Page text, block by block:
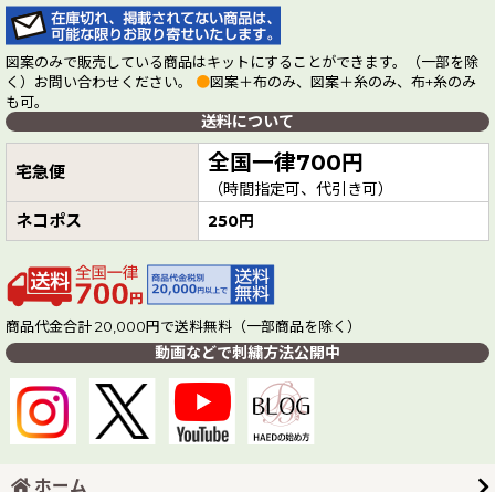
図案のみで販売している商品はキットにすることができます。（一部を除
く）お問い合わせください。 ●図案＋布のみ、図案＋糸のみ、布+糸のみ
も可。
送料について
宅急便 全国一律700円
（時間指定可、代引き可）
ネコポス 250円
商品代金合計 20,000円で送料無料（一部商品を除く）
動画などで刺繍方法公開中
ホーム